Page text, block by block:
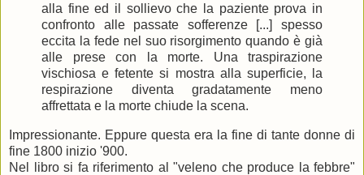
alla fine ed il sollievo che la paziente prova in
confronto alle passate sofferenze [...] spesso
eccita la fede nel suo risorgimento quando è già
alle prese con la morte. Una traspirazione
vischiosa e fetente si mostra alla superficie, la
respirazione diventa gradatamente meno
affrettata e la morte chiude la scena.
Impressionante. Eppure questa era la fine di tante donne di
fine 1800 inizio '900.
Nel libro si fa riferimento al "veleno che produce la febbre"